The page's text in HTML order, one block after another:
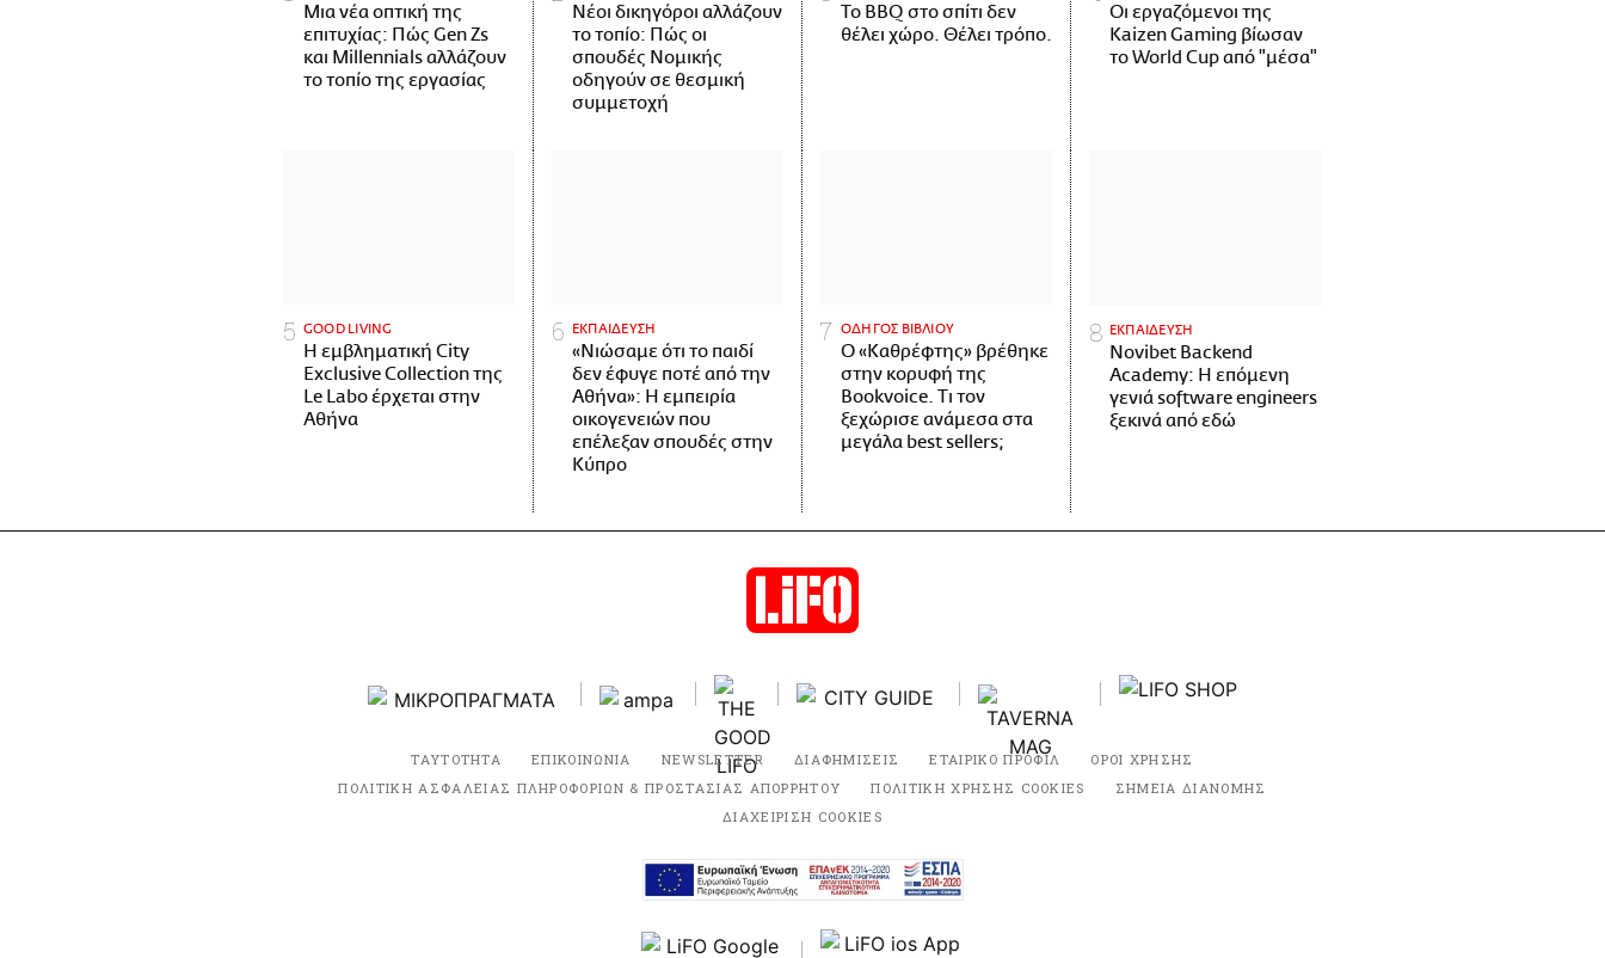
Μια νέα οπτική της
επιτυχίας: Πώς Gen Zs
και Millennials αλλάζουν
το τοπίο της εργασίας
Νέοι δικηγόροι αλλάζουν
το τοπίο: Πώς οι
σπουδές Νομικής
οδηγούν σε θεσμική
συμμετοχή
Το BBQ στο σπίτι δεν
θέλει χώρο. Θέλει τρόπο.
Οι εργαζόμενοι της
Kaizen Gaming βίωσαν
το World Cup από "μέσα"
GOOD LIVING
Η εμβληματική City
Exclusive Collection της
Le Labo έρχεται στην
Αθήνα
ΕΚΠΑΙΔΕΥΣΗ
«Νιώσαμε ότι το παιδί
δεν έφυγε ποτέ από την
Αθήνα»: Η εμπειρία
οικογενειών που
επέλεξαν σπουδές στην
Κύπρο
ΟΔΗΓΟΣ ΒΙΒΛΙΟΥ
Ο «Καθρέφτης» βρέθηκε
στην κορυφή της
Bookvoice. Τι τον
ξεχώρισε ανάμεσα στα
μεγάλα best sellers;
ΕΚΠΑΙΔΕΥΣΗ
Novibet Backend
Academy: Η επόμενη
γενιά software engineers
ξεκινά από εδώ
ΤΑΥΤΟΤΗΤΑ ΕΠΙΚΟΙΝΩΝΙΑ NEWSLETTER ΔΙΑΦΗΜΙΣΕΙΣ ΕΤΑΙΡΙΚΟ ΠΡΟΦΙΛ
ΟΡΟΙ ΧΡΗΣΗΣ
ΠΟΛΙΤΙΚΗ ΑΣΦΑΛΕΙΑΣ ΠΛΗΡΟΦΟΡΙΩΝ & ΠΡΟΣΤΑΣΙΑΣ ΑΠΟΡΡΗΤΟΥ
ΠΟΛΙΤΙΚΗ ΧΡΗΣΗΣ COOKIES
ΣΗΜΕΙΑ ΔΙΑΝΟΜΗΣ
ΔΙΑΧΕΙΡΙΣΗ COOKIES